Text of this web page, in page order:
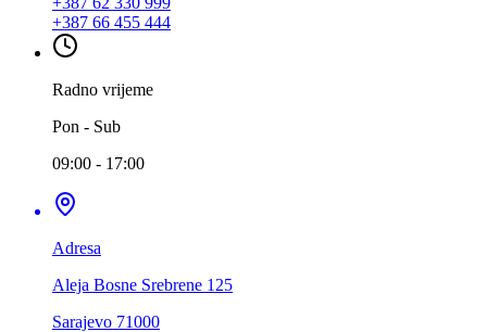
+387 66 455 444
Radno vrijeme
Pon - Sub
09:00 - 17:00
Adresa
Aleja Bosne Srebrene 125
Sarajevo 71000